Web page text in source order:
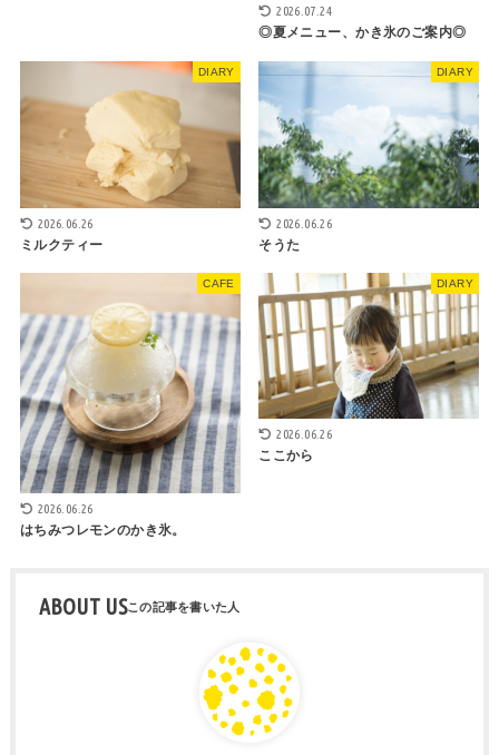
2026.07.24
◎夏メニュー、かき氷のご案内◎
DIARY
2026.06.26
ミルクティー
DIARY
2026.06.26
そうた
CAFE
2026.06.26
はちみつレモンのかき氷。
DIARY
2026.06.26
ここから
ABOUT US